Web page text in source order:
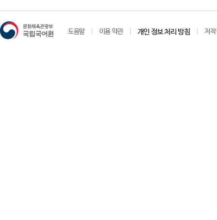
도움말 이용 약관 개인 정보 처리 방침 저